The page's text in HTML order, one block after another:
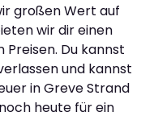
großen Wert auf
wir dir einen
Du kannst
und kannst
in Greve Strand
heute für ein